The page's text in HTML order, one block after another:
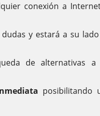
conexión a
y estará a su
de alternativas a
posibilitando